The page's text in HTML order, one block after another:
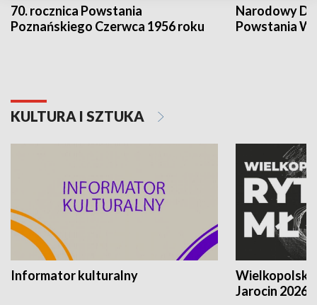
70. rocznica Powstania
Poznańskiego Czerwca 1956 roku
Narodowy
Powstania
KULTURA I SZTUKA
Informator kulturalny
Jarocin 2026